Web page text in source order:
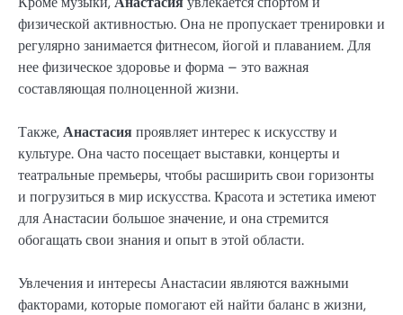
физической активностью. Она не пропускает тренировки и
регулярно занимается фитнесом, йогой и плаванием. Для
нее физическое здоровье и форма – это важная
составляющая полноценной жизни.
Также,Анастасияпроявляет интерес к искусству и
культуре. Она часто посещает выставки, концерты и
театральные премьеры, чтобы расширить свои горизонты
и погрузиться в мир искусства. Красота и эстетика имеют
для Анастасии большое значение, и она стремится
обогащать свои знания и опыт в этой области.
Увлечения и интересы Анастасии являются важными
факторами, которые помогают ей найти баланс в жизни,